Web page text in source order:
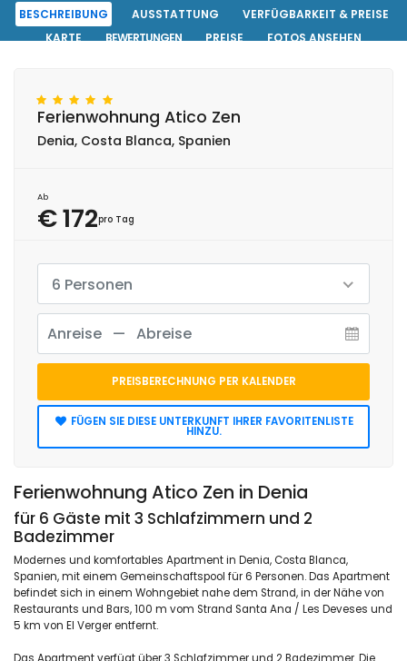
BESCHREIBUNG AUSSTATTUNG
VERFÜGBARKEIT & PREISE
KARTE
BEWERTUNGEN PREISE
FOTOS ANSEHEN
Ferienwohnung Atico Zen in Denia
für 6 Gäste mit 3 Schlafzimmern und 2
Badezimmer
Modernes und komfortables Apartment in Denia, Costa Blanca,
Spanien, mit einem Gemeinschaftspool für 6 Personen. Das Apartment
befindet sich in einem Wohngebiet nahe dem Strand, in der Nähe von
Restaurants und Bars, 100 m vom Strand Santa Ana / Les Deveses und
5 km von El Verger entfernt.
Ferienwohnung Atico Zen
Denia, Costa Blanca, Spanien
Ab
€ 172pro Tag
6 Personen
PREISBERECHNUNG PER KALENDER
FÜGEN SIE DIESE UNTERKUNFT IHRER FAVORITENLISTE
HINZU.